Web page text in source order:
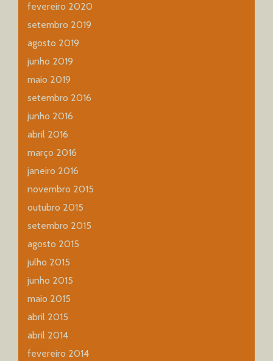
fevereiro 2020
setembro 2019
agosto 2019
junho 2019
maio 2019
setembro 2016
junho 2016
abril 2016
março 2016
janeiro 2016
novembro 2015
outubro 2015
setembro 2015
agosto 2015
julho 2015
junho 2015
maio 2015
abril 2015
abril 2014
fevereiro 2014